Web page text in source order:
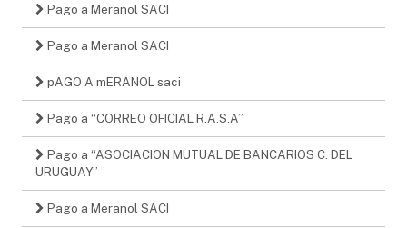
Pago a Meranol SACI
Pago a Meranol SACI
pAGO A mERANOL saci
Pago a “CORREO OFICIAL R.A.S.A”
Pago a “ASOCIACION MUTUAL DE BANCARIOS C. DEL
URUGUAY”
Pago a Meranol SACI